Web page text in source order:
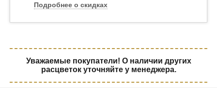
Подробнее о скидках
Уважаемые покупатели! О наличии других
расцветок уточняйте у менеджера.